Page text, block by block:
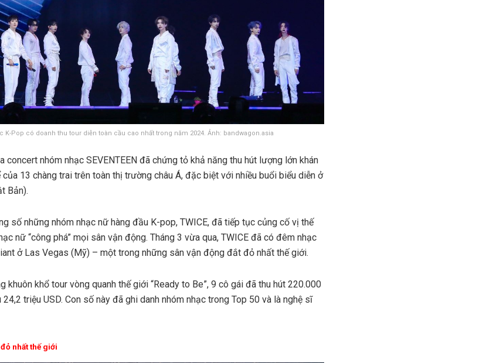
K-Pop có doanh thu tour diễn toàn cầu cao nhất trong năm 2024. Ảnh: bandwagon.asia
concert nhóm nhạc SEVENTEEN đã chứng tỏ khả năng thu hút lượng lớn khán
13 chàng trai trên toàn thị trường châu Á, đặc biệt với nhiều buổi biểu diễn ở
Bản).
số những nhóm nhạc nữ hàng đầu K-pop, TWICE, đã tiếp tục củng cố vị thế
nữ “công phá” mọi sân vận động. Tháng 3 vừa qua, TWICE đã có đêm nhạc
ở Las Vegas (Mỹ) – một trong những sân vận động đắt đỏ nhất thế giới.
khuôn khổ tour vòng quanh thế giới “Ready to Be”, 9 cô gái đã thu hút 220.000
triệu USD. Con số này đã ghi danh nhóm nhạc trong Top 50 và là nghệ sĩ
nhất thế giới